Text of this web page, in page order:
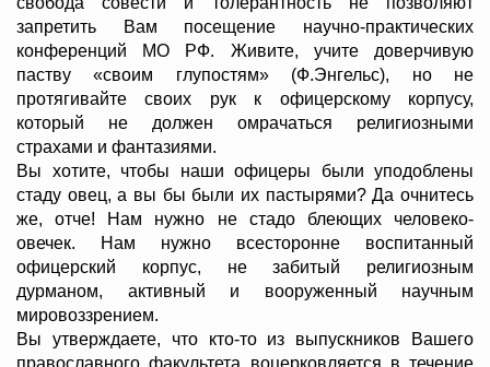
запретить Вам посещение научно-практических
конференций МО РФ. Живите, учите доверчивую
паству «своим глупостям» (Ф.Энгельс), но не
протягивайте своих рук к офицерскому корпусу,
который не должен омрачаться религиозными
страхами и фантазиями.
Вы хотите, чтобы наши офицеры были уподоблены
стаду овец, а вы бы были их пастырями? Да очнитесь
же, отче! Нам нужно не стадо блеющих человеко-
овечек. Нам нужно всесторонне воспитанный
офицерский корпус, не забитый религиозным
дурманом, активный и вооруженный научным
мировоззрением.
Вы утверждаете, что кто-то из выпускников Вашего